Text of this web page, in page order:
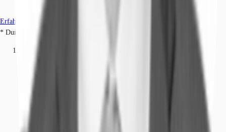
Erfahren Sie mehr
* Durchschnittspreis auf Grundlage historischer Transaktionen.